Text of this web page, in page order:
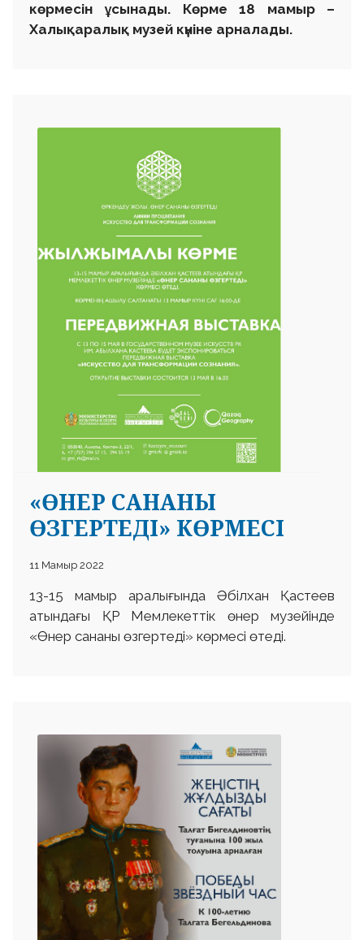
көрмесін ұсынады. Көрме 18 мамыр –
Халықаралық музей күніне арналады.
«ӨНЕР САНАНЫ
ӨЗГЕРТЕДІ» КӨРМЕСІ
11 Мамыр 2022
13-15 мамыр аралығында Әбілхан Қастеев
атындағы ҚР Мемлекеттік өнер музейінде
«Өнер сананы өзгертеді» көрмесі өтеді.